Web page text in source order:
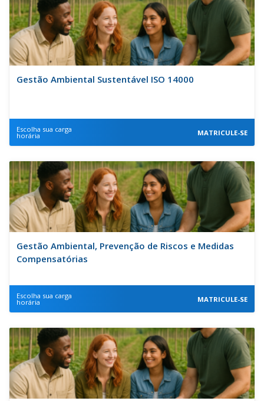
Gestão Ambiental Sustentável ISO 14000
Escolha sua carga
horária MATRICULE-SE
Gestão Ambiental, Prevenção de Riscos e Medidas
Compensatórias
Escolha sua carga
horária MATRICULE-SE